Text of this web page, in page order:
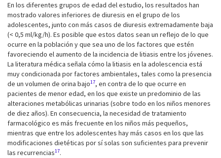
En los diferentes grupos de edad del estudio, los resultados han
mostrado valores inferiores de diuresis en el grupo de los
adolescentes, junto con más casos de diuresis extremadamente baja
(< 0,5 ml/kg/h). Es posible que estos datos sean un reflejo de lo que
ocurre en la población y que sea uno de los factores que estén
favoreciendo el aumento de la incidencia de litiasis entre los jóvenes.
La literatura médica señala cómo la litiasis en la adolescencia está
muy condicionada por factores ambientales, tales como la presencia
de un volumen de orina bajo17, en contra de lo que ocurre en
pacientes de menor edad, en los que existe un predominio de las
alteraciones metabólicas urinarias (sobre todo en los niños menores
de diez años). En consecuencia, la necesidad de tratamiento
farmacológico es más frecuente en los niños más pequeños,
mientras que entre los adolescentes hay más casos en los que las
modificaciones dietéticas por sí solas son suficientes para prevenir
las recurrencias17.